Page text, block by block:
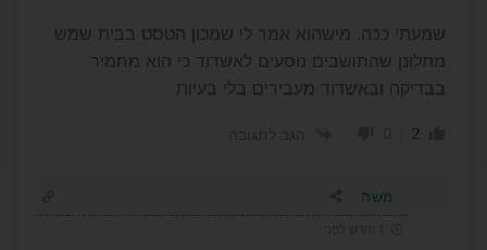
שמעתי ככה. מישהוא אמר לי שמכון הטסט בבית שמש
מתלונן שהתושבים נוסעים לאשדוד כי הוא מחמיר
בבדיקה ובאשדוד מעבירים בלי בעיות
2
משה